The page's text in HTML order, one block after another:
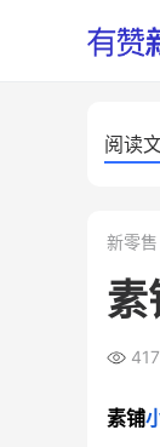
阅读
新零售
素
素铺